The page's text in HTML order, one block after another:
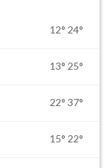
12° 24°
13° 25°
22° 37°
15° 22°